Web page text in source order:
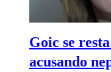
Goic se
acusando